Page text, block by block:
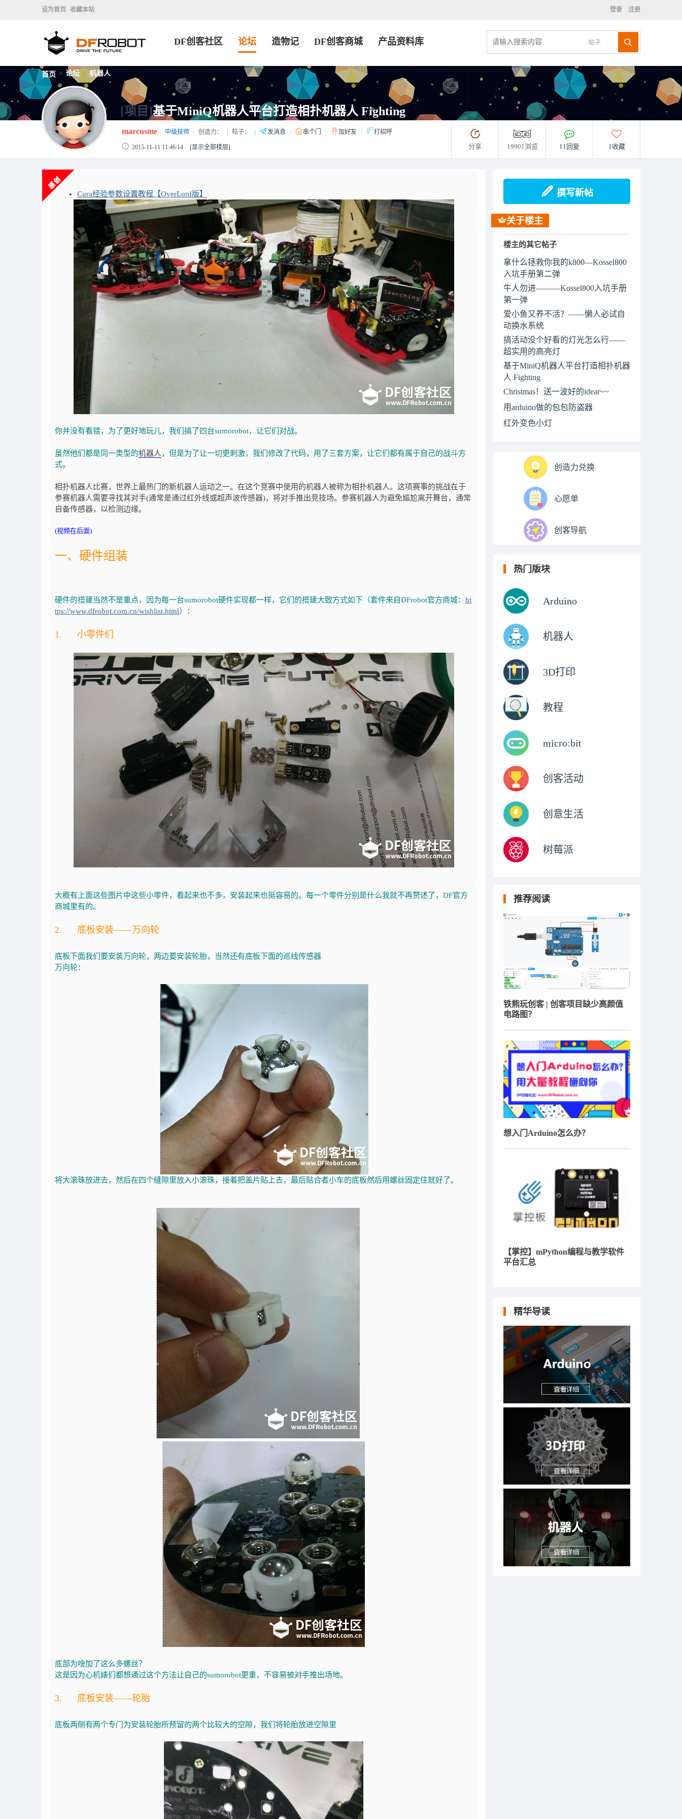
设为首页 收藏本站 登录 注册
帖子
DF创客社区 论坛 造物记 DF创客商城 产品资料库
首页 > 论坛 > 机器人
[项目]基于MiniQ机器人平台打造相扑机器人 Fighting
marcusme 中级技师 创造力： 帖子： 发消息 串个门 加好友 打招呼
2015-11-11 11:46:14 [显示全部楼层] 分享 19901浏览 11回复 1收藏
Cura经验参数设置教程【OverLord版】
你并没有看错，为了更好地玩儿，我们搞了四台sumorobot，让它们对战。
虽然他们都是同一类型的机器人 ，但是为了让一切更刺激，我们修改了代码，用了三套方案，让它们都有属于自己的战斗方
式。
相扑机器人比赛，世界上最热门的新机器人运动之一。在这个竞赛中使用的机器人被称为相扑机器人。这项赛事的挑战在于
参赛机器人需要寻找其对手(通常是通过红外线或超声波传感器)，将对手推出竞技场。参赛机器人为避免尴尬离开舞台，通常
自备传感器，以检测边缘。
(视频在后面)
一、硬件组装
硬件的搭建当然不是重点，因为每一台sumorobot硬件实现都一样，它们的搭建大致方式如下（套件来自DFrobot官方商城： ht
tps://www.dfrobot.com.cn/wishlist.html）：
1. 小零件们
大概有上面这些图片中这些小零件，看起来也不多，安装起来也挺容易的。每一个零件分别是什么我就不再赘述了，DF官方
商城里有的。
2. 底板安装——万向轮
底板下面我们要安装万向轮，两边要安装轮胎，当然还有底板下面的巡线传感器
万向轮：
将大滚珠放进去，然后在四个缝隙里放入小滚珠，接着把盖片贴上去，最后贴合者小车的底板然后用螺丝固定住就好了。
底部为啥加了这么多螺丝？
这是因为心机婊们都想通过这个方法让自己的sumorobot更重，不容易被对手推出场地。
3. 底板安装——轮胎
底板两侧有两个专门为安装轮胎所预留的两个比较大的空隙，我们将轮胎放进空隙里
撰写新帖
关于楼主
楼主的其它帖子
拿什么拯救你我的k800—Kossel800
入坑手册第二弹
牛人勿进———Kossel800入坑手册
第一弹
爱小鱼又养不活？——懒人必试自
动换水系统
搞活动没个好看的灯光怎么行——
超实用的高亮灯
基于MiniQ机器人平台打造相扑机器
人 Fighting
Christmas！送一波好的idear~~
用arduino做的包包防盗器
红外变色小灯
创造力兑换
心愿单
创客导航
热门版块
Arduino
机器人
3D打印
教程
micro:bit
创客活动
创意生活
树莓派
推荐阅读
铁熊玩创客 | 创客项目缺少高颜值
电路图？
想入门Arduino怎么办？
【掌控】mPython编程与教学软件
平台汇总
精华导读